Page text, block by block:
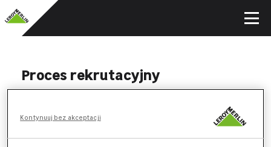
Proces rekrutacyjny
ankietę na wybranych stanowiskach
Kontynuuj bez akceptacji